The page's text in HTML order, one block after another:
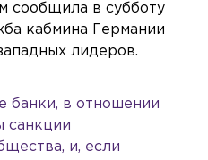
сообщила в субботу
кабмина Германии
лидеров.
банки, в отношении
санкции
и, если